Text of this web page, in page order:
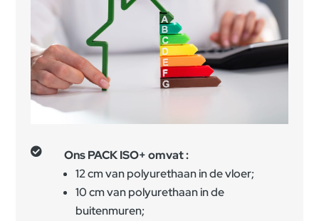

Ons PACK ISO+ omvat :
12 cm van polyurethaan in de vloer;
10 cm van polyurethaan in de
buitenmuren;